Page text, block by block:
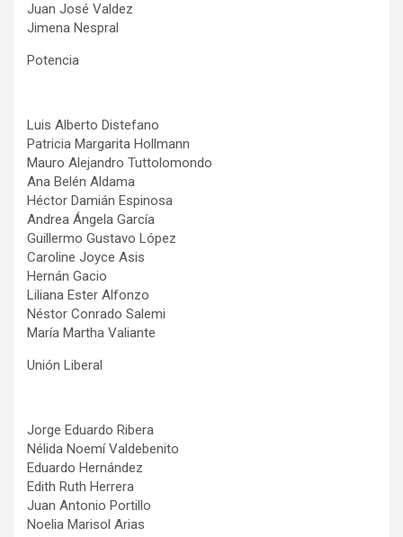
Juan José Valdez
Jimena Nespral
Potencia
Luis Alberto Distefano
Patricia Margarita Hollmann
Mauro Alejandro Tuttolomondo
Ana Belén Aldama
Héctor Damián Espinosa
Andrea Ángela García
Guillermo Gustavo López
Caroline Joyce Asis
Hernán Gacio
Liliana Ester Alfonzo
Néstor Conrado Salemi
María Martha Valiante
Unión Liberal
Jorge Eduardo Ribera
Nélida Noemí Valdebenito
Eduardo Hernández
Edith Ruth Herrera
Juan Antonio Portillo
Noelia Marisol Arias